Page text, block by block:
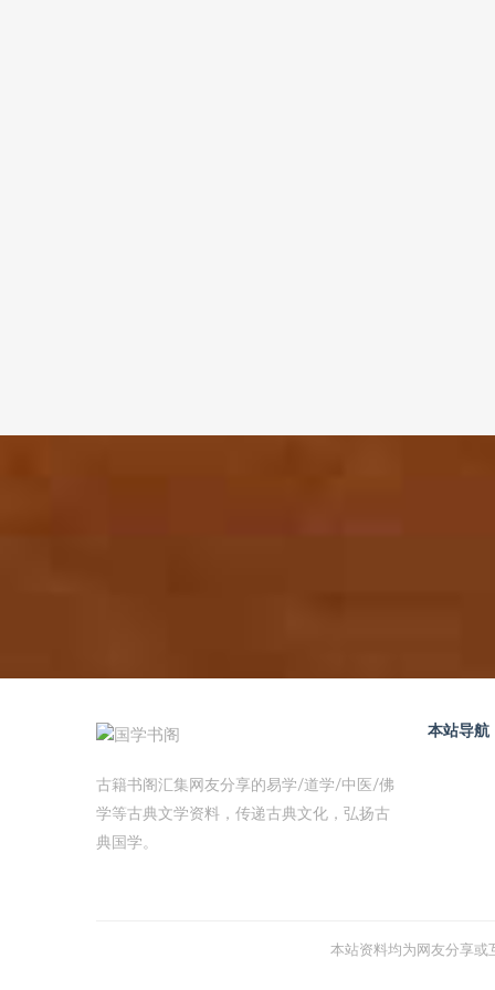
古籍书阁汇集网友分享的易学/道学/中医/佛
学等古典文学资料，传递古典文化，弘扬古
典国学。
本站导航
本站资料均为网友分享或